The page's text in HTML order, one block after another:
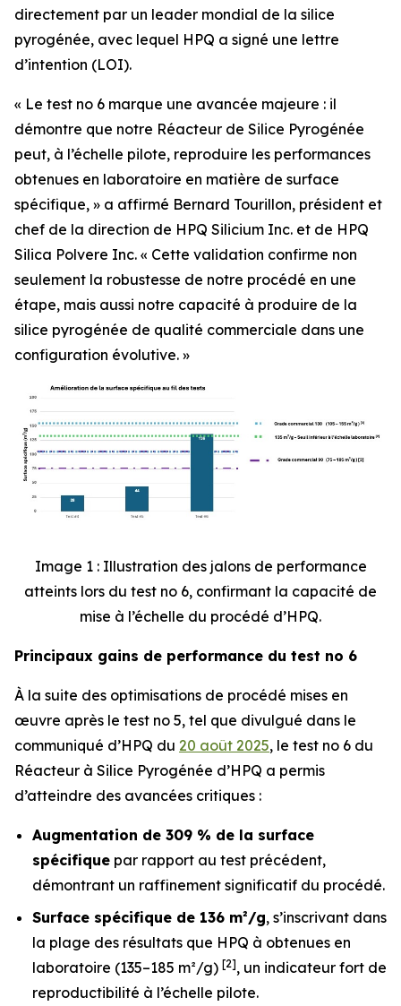
directement par un leader mondial de la silice
pyrogénée, avec lequel HPQ a signé une lettre
d’intention (LOI).
« Le test no 6 marque une avancée majeure : il
démontre que notre Réacteur de Silice Pyrogénée
peut, à l’échelle pilote, reproduire les performances
obtenues en laboratoire en matière de surface
spécifique, » a affirmé Bernard Tourillon, président et
chef de la direction de HPQ Silicium Inc. et de HPQ
Silica Polvere Inc. « Cette validation confirme non
seulement la robustesse de notre procédé en une
étape, mais aussi notre capacité à produire de la
silice pyrogénée de qualité commerciale dans une
configuration évolutive. »
Image 1 : Illustration des jalons de performance
atteints lors du test no 6, confirmant la capacité de
mise à l’échelle du procédé d’HPQ.
Principaux gains de performance du test no 6
À la suite des optimisations de procédé mises en
œuvre après le test no 5, tel que divulgué dans le
communiqué d’HPQ du 20 août 2025, le test no 6 du
Réacteur à Silice Pyrogénée d’HPQ a permis
d’atteindre des avancées critiques :
Augmentation de 309 % de la surface
spécifique par rapport au test précédent,
démontrant un raffinement significatif du procédé.
Surface spécifique de 136 m²/g, s’inscrivant dans
la plage des résultats que HPQ à obtenues en
laboratoire (135–185 m²/g) [2], un indicateur fort de
reproductibilité à l’échelle pilote.